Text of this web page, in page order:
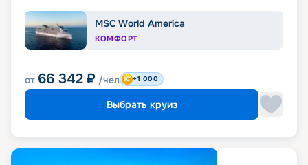
MSC World America
КОМФОРТ
от 66 342 ₽ /чел +1 000
Выбрать круиз